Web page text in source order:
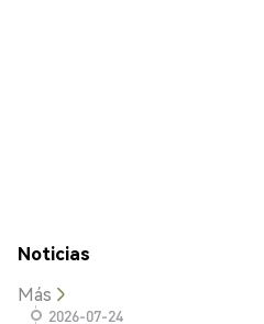
Noticias
Más
2026-07-24